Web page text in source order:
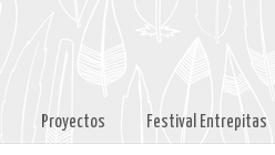
Proyectos Festival Entrepitas